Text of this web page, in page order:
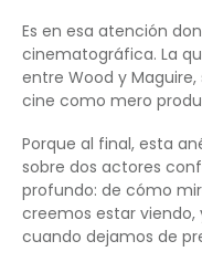
Es en esa atención
cinematográfica. La
entre Wood y
cine como mero
Porque al final, esta
sobre dos actores
profundo: de cómo
creemos estar
cuando dejamos de